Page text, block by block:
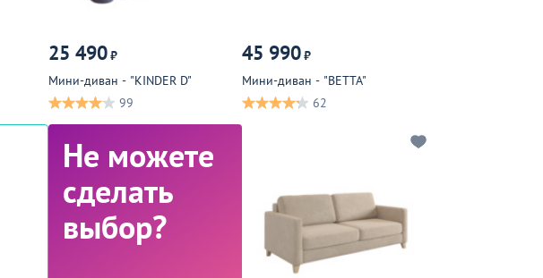
25 490₽
Мини-диван - "KINDER D"
99
45 990₽
Мини-диван - "BETTA"
62
Не можете
сделать
выбор?